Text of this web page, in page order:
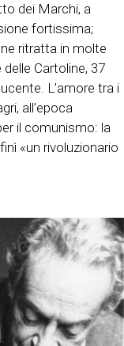
dei Marchi, a
fortissima;
ritratta in molte
Cartoline, 37
L’amore tra i
all’epoca
il comunismo: la
«un rivoluzionario